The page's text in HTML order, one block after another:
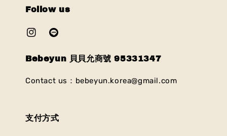
Follow us
Bebeyun 貝貝允商號 95331347
Contact us：bebeyun.korea@gmail.com
支付方式